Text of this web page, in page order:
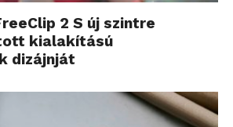
2 S új szintre
kialakítású
dizájnját